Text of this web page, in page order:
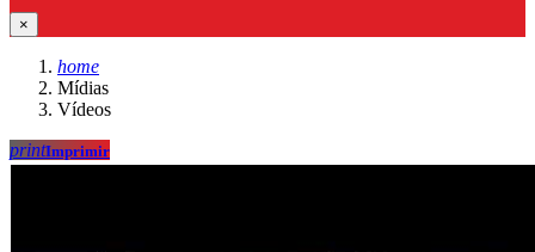
×
home
Mídias
Vídeos
printImprimir